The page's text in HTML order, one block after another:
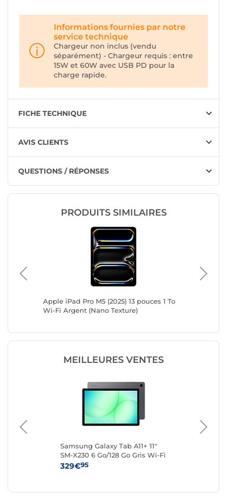
Informations fournies par notre
service technique
Chargeur non inclus (vendu
séparément) - Chargeur requis : entre
15W et 60W avec USB PD pour la
charge rapide.
FICHE TECHNIQUE
AVIS CLIENTS
QUESTIONS / RÉPONSES
PRODUITS SIMILAIRES
Apple iPad Pro M5 (2025) 13 pouces 1 To
Wi-Fi Argent (Nano Texture)
MEILLEURES VENTES
Samsung Galaxy Tab A11+ 11"
SM-X230 6 Go/128 Go Gris Wi-Fi
329€95